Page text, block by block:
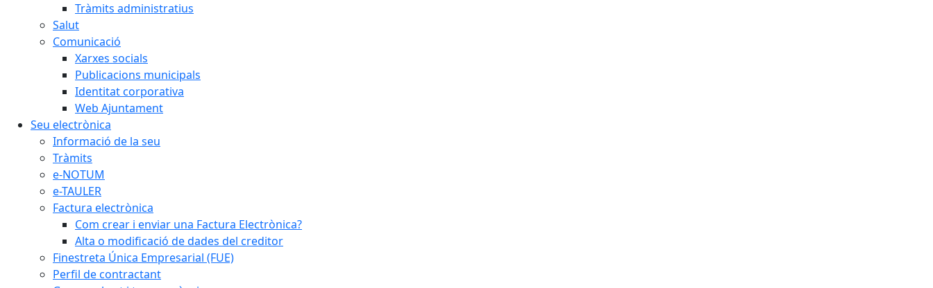
Tràmits administratius
Salut
Comunicació
Xarxes socials
Publicacions municipals
Identitat corporativa
Web Ajuntament
Seu electrònica
Informació de la seu
Tràmits
e-NOTUM
e-TAULER
Factura electrònica
Com crear i enviar una Factura Electrònica?
Alta o modificació de dades del creditor
Finestreta Única Empresarial (FUE)
Perfil de contractant